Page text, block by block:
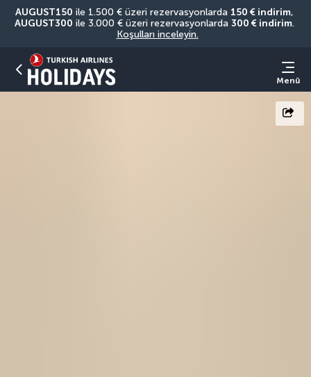
AUGUST150 ile 1.500 € üzeri rezervasyonlarda 150 € indirim
AUGUST300 ile 3.000 € üzeri rezervasyonlarda 300 € indirim
Koşulları inceleyin.
Menü